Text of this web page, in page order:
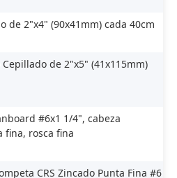
de 2"x4" (90x41mm) cada 40cm
de 2"x5" (41x115mm)
#6x1 1/4", cabeza
fina, rosca fina
CRS Zincado Punta Fina #6